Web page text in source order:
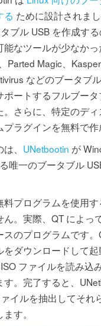
る ために設計されまし
ブル USB を作成す
なツールが少なかっ
Parted Magic、
などのブータブ
ポートするフルブー
。さらに、特定のデ
ラグインを無料で作
、 UNetbootin が
唯一のブータブル
料プログラムを使用
ん。実際、QT によっ
スのプログラムです
をダウンロードして
ファイルを読み込
す。完了すると、
イルを抽出してそれ
す。